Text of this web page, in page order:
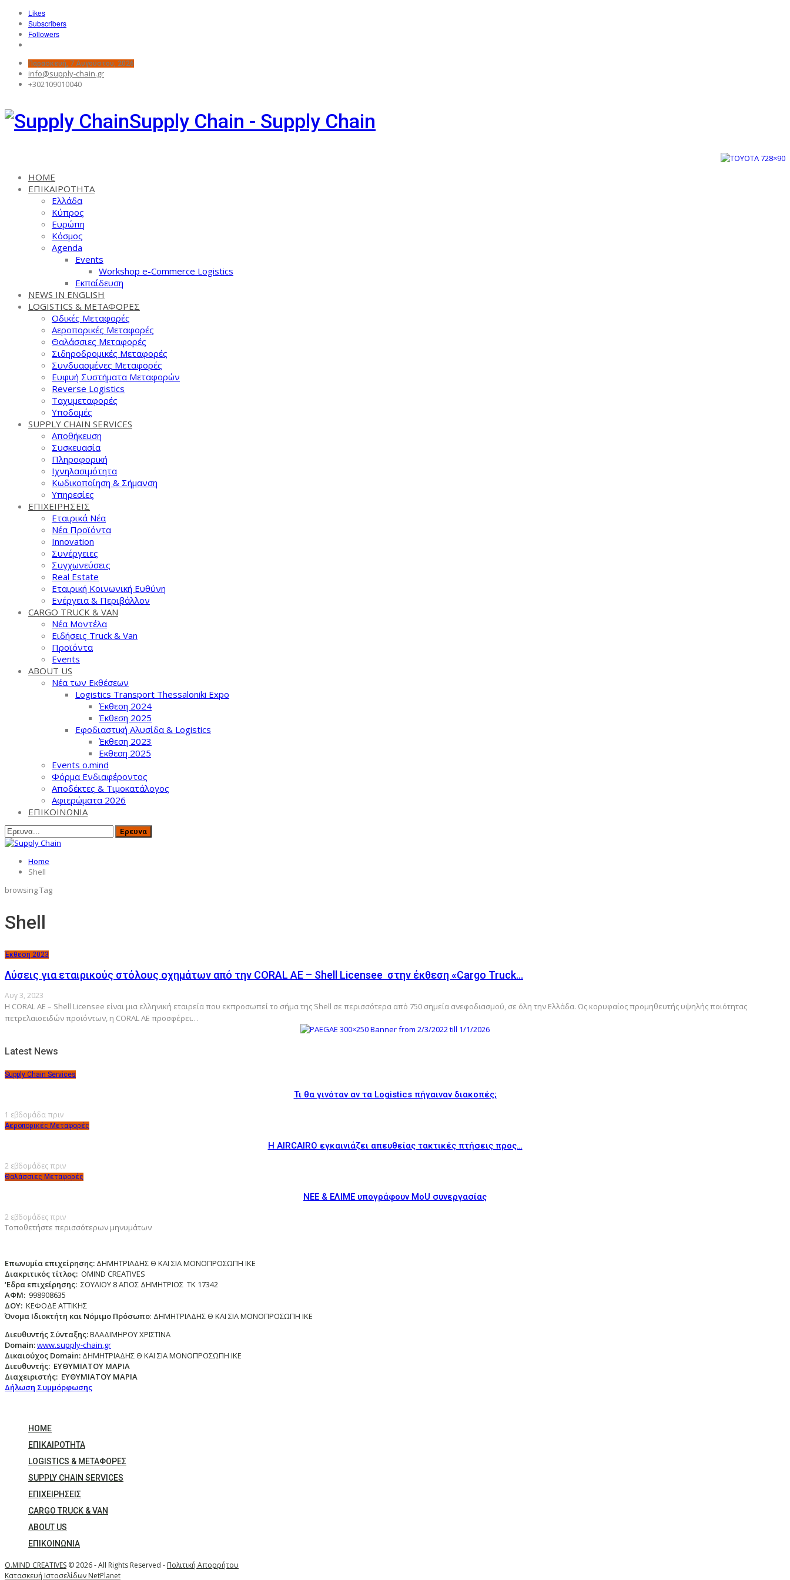
Likes
Subscribers
Followers
Παρασκευή, 7 Αυγούστου, 2026
info@supply-chain.gr
+302109010040
Supply Chain - Supply Chain
HOME
ΕΠΙΚΑΙΡΟΤΗΤΑ
Ελλάδα
Κύπρος
Ευρώπη
Κόσμος
Agenda
Events
Workshop e-Commerce Logistics
Εκπαίδευση
NEWS IN ENGLISH
LOGISTICS & ΜΕΤΑΦΟΡΕΣ
Οδικές Μεταφορές
Αεροπορικές Μεταφορές
Θαλάσσιες Μεταφορές
Σιδηροδρομικές Μεταφορές
Συνδυασμένες Μεταφορές
Ευφυή Συστήματα Μεταφορών
Reverse Logistics
Ταχυμεταφορές
Υποδομές
SUPPLY CHAIN SERVICES
Αποθήκευση
Συσκευασία
Πληροφορική
Ιχνηλασιμότητα
Κωδικοποίηση & Σήμανση
Υπηρεσίες
ΕΠΙΧΕΙΡΗΣΕΙΣ
Εταιρικά Νέα
Νέα Προϊόντα
Innovation
Συνέργειες
Συγχωνεύσεις
Real Estate
Εταιρική Κοινωνική Ευθύνη
Ενέργεια & Περιβάλλον
CARGO TRUCK & VAN
Νέα Μοντέλα
Ειδήσεις Truck & Van
Προϊόντα
Events
ABOUT US
Νέα των Εκθέσεων
Logistics Transport Thessaloniki Expo
Έκθεση 2024
Έκθεση 2025
Εφοδιαστική Αλυσίδα & Logistics
Έκθεση 2023
Εκθεση 2025
Events o.mind
Φόρμα Ενδιαφέροντος
Αποδέκτες & Τιμοκατάλογος
Αφιερώματα 2026
ΕΠΙΚΟΙΝΩΝΙΑ
Home
Shell
browsing Tag
Shell
Έκθεση 2023
Λύσεις για εταιρικούς στόλους οχημάτων από την CORAL AE – Shell Licensee στην έκθεση «Cargo Truck…
Αυγ 3, 2023
Η CORAL AE – Shell Licensee είναι μια ελληνική εταιρεία που εκπροσωπεί το σήμα της Shell σε περισσότερα από 750 σημεία ανεφοδιασμού, σε όλη την Ελλάδα. Ως κορυφαίος προμηθευτής υψηλής ποιότητας
πετρελαιοειδών προϊόντων, η CORAL AE προσφέρει…
Latest News
Supply Chain Services
Τι θα γινόταν αν τα Logistics πήγαιναν διακοπές;
1 εβδομάδα πριν
Αεροπορικές Μεταφορές
Η AIRCAIRO εγκαινιάζει απευθείας τακτικές πτήσεις προς…
2 εβδομάδες πριν
Θαλάσσιες Μεταφορές
ΝΕΕ & ΕΛΙΜΕ υπογράφουν MoU συνεργασίας
2 εβδομάδες πριν
Τοποθετήστε περισσότερων μηνυμάτων
Επωνυμία επιχείρησης: ΔΗΜΗΤΡΙΑΔΗΣ Θ ΚΑΙ ΣΙΑ ΜΟΝΟΠΡΟΣΩΠΗ ΙΚΕ
Διακριτικός τίτλος: ΟΜΙΝD CREATIVES
‘Eδρα επιχείρησης: ΣΟΥΛΙΟΥ 8 ΑΓΙΟΣ ΔΗΜΗΤΡΙΟΣ ΤΚ 17342
ΑΦΜ: 998908635
ΔΟΥ: ΚΕΦΟΔΕ ΑΤΤΙΚΗΣ
Όνομα Ιδιοκτήτη και Νόμιμο Πρόσωπο: ΔΗΜΗΤΡΙΑΔΗΣ Θ ΚΑΙ ΣΙΑ ΜΟΝΟΠΡΟΣΩΠΗ ΙΚΕ
Διευθυντής Σύνταξης:ΒΛΑΔΙΜΗΡΟΥ ΧΡΙΣΤΙΝΑ
Domain:www.supply-chain.gr
Δικαιούχος Domain: ΔΗΜΗΤΡΙΑΔΗΣ Θ ΚΑΙ ΣΙΑ ΜΟΝΟΠΡΟΣΩΠΗ ΙΚΕ
Διευθυντής: ΕΥΘΥΜΙΑΤΟΥ ΜΑΡΙΑ
Διαχειριστής: ΕΥΘΥΜΙΑΤΟΥ ΜΑΡΙΑ
Δήλωση Συμμόρφωσης
HOME
ΕΠΙΚΑΙΡΌΤΗΤΑ
LOGISTICS & ΜΕΤΑΦΟΡΕΣ
SUPPLY CHAIN SERVICES
ΕΠΙΧΕΙΡΗΣΕΙΣ
CARGO TRUCK & VAN
ABOUT US
ΕΠΙΚΟΙΝΩΝΊΑ
O.MIND CREATIVES © 2026 - All Rights Reserved - Πολιτική Απορρήτου
Κατασκευή Ιστοσελίδων NetPlanet